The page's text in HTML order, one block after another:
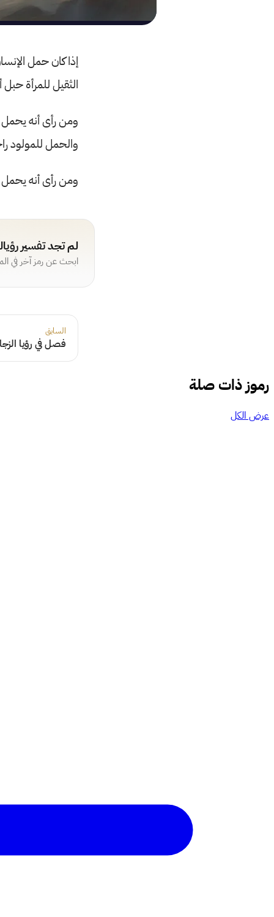
إذا كان حمل
الثقيل للمرأة
ومن رأى أنه يحمل
والحمل للمولود
ومن رأى أنه يحمل
لم تجد تفسير
ابحث عن رمز آخر في
السابق
فصل في رؤيا
رموز ذات صلة
عرض الكل